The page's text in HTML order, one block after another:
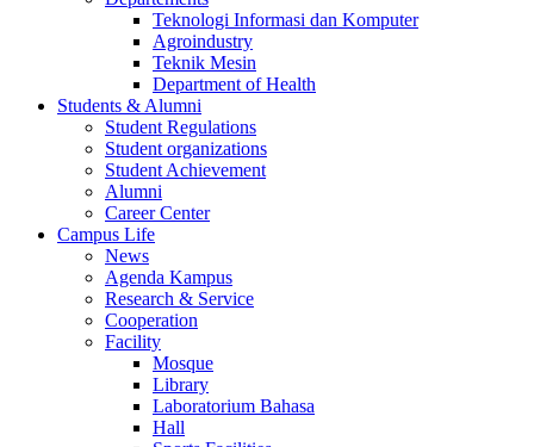
Teknologi Informasi dan Komputer
Agroindustry
Teknik Mesin
Department of Health
Students & Alumni
Student Regulations
Student organizations
Student Achievement
Alumni
Career Center
Campus Life
News
Agenda Kampus
Research & Service
Cooperation
Facility
Mosque
Library
Laboratorium Bahasa
Hall